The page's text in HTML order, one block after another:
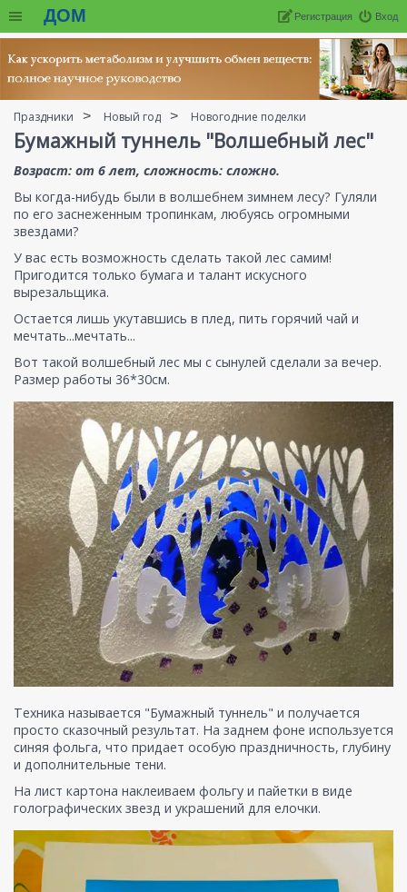
ДОМ Вход
Регистрация
Праздники Новый год Новогодние поделки
Бумажный туннель "Волшебный лес"
Возраст: от 6 лет, сложность: сложно.
Вы когда-нибудь были в волшебнем зимнем лесу? Гуляли
по его заснеженным тропинкам, любуясь огромными
звездами?
У вас есть возможность сделать такой лес самим!
Пригодится только бумага и талант искусного
вырезальщика.
Остается лишь укутавшись в плед, пить горячий чай и
мечтать...мечтать...
Вот такой волшебный лес мы с сынулей сделали за вечер.
Размер работы 36*30см.
Техника называется "Бумажный туннель" и получается
просто сказочный результат. На заднем фоне используется
синяя фольга, что придает особую праздничность, глубину
и дополнительные тени.
На лист картона наклеиваем фольгу и пайетки в виде
голографических звезд и украшений для елочки.